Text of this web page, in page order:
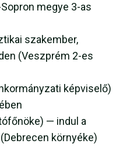
megye 3-as
szakember,
(Veszprém 2-es
képviselő)
— indul a
környéke)